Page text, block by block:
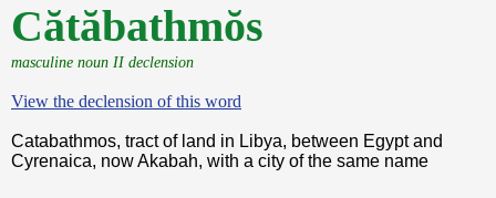
Cătăbathmŏs
masculine noun II declension
View the declension of this word
Catabathmos, tract of land in Libya, between Egypt and
Cyrenaica, now Akabah, with a city of the same name